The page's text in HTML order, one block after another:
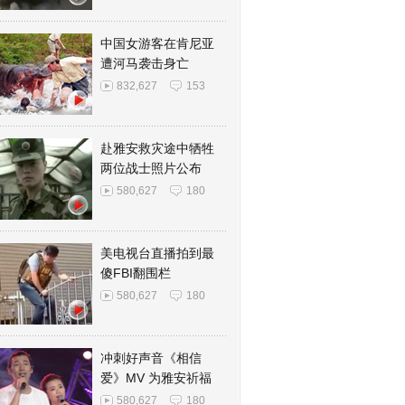
中国女游客在肯尼亚
遭河马袭击身亡
832,627 153
赴雅安救灾途中牺牲
两位战士照片公布
580,627 180
美电视台直播拍到最
傻FBI翻围栏
580,627 180
冲刺好声音《相信
爱》MV 为雅安祈福
580,627 180